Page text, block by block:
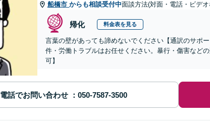
船橋市 からも相談受付中面談方法(対面・電話・ビデ
帰化 料金表を見る
言葉の壁があっても諦めないでください【通訳のサポ
件・労働トラブルはお任せください。暴行・傷害など
可】
電話でお問い合わせ